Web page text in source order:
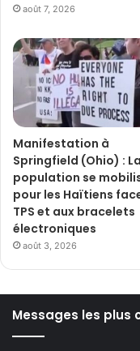
août 7, 2026
Manifestation à
Springfield (Ohio) : La
population se
pour les Haïtiens
TPS et aux bracelets
électroniques
août 3, 2026
Messages les plus